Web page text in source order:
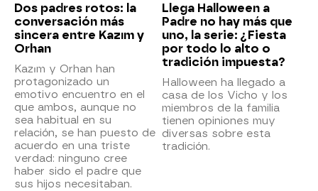
Dos padres rotos: la
conversación más
sincera entre Kazım y
Orhan
Kazım y Orhan han
protagonizado un
emotivo encuentro en el
que ambos, aunque no
sea habitual en su
relación, se han puesto de
acuerdo en una triste
verdad: ninguno cree
haber sido el padre que
sus hijos necesitaban.
Llega Halloween a
Padre no hay más que
uno, la serie: ¿Fiesta
por todo lo alto o
tradición impuesta?
Halloween ha llegado a
casa de los Vicho y los
miembros de la familia
tienen opiniones muy
diversas sobre esta
tradición.